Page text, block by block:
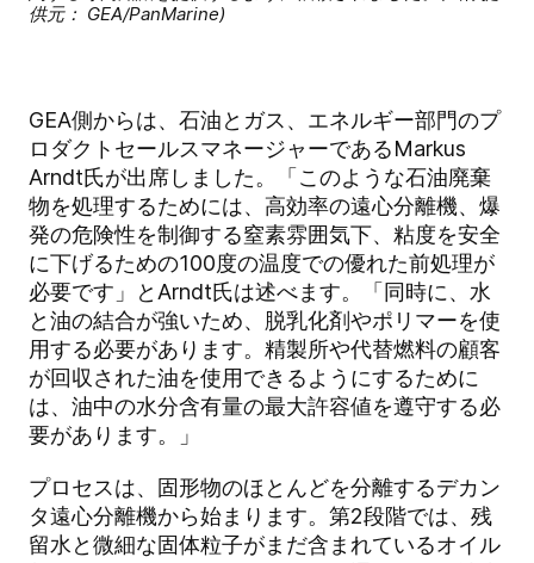
供元： GEA/PanMarine)
GEA側からは、石油とガス、エネルギー部門のプ
ロダクトセールスマネージャーであるMarkus
Arndt氏が出席しました。「このような石油廃棄
物を処理するためには、高効率の遠心分離機、爆
発の危険性を制御する窒素雰囲気下、粘度を安全
に下げるための100度の温度での優れた前処理が
必要です」とArndt氏は述べます。「同時に、水
と油の結合が強いため、脱乳化剤やポリマーを使
用する必要があります。精製所や代替燃料の顧客
が回収された油を使用できるようにするために
は、油中の水分含有量の最大許容値を遵守する必
要があります。」
プロセスは、固形物のほとんどを分離するデカン
タ遠心分離機から始まります。第2段階では、残
留水と微細な固体粒子がまだ含まれているオイル